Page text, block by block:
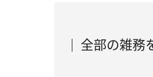
全部の雑務